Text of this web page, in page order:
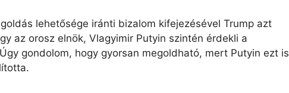
lehetősége iránti bizalom kifejezésével Trump azt
az orosz elnök, Vlagyimir Putyin szintén érdekli a
gondolom, hogy gyorsan megoldható, mert Putyin ezt is